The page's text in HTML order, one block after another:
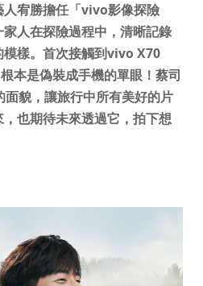
宥勝擔任「vivo影像探險
人在探險過程中，清晰記錄
樣。 首次接觸到vivo X70
根本是偽裝成手機的單眼！ 蔡司
貌， 讓旅行中所有美好的片
也期待未來透過它，拍下想